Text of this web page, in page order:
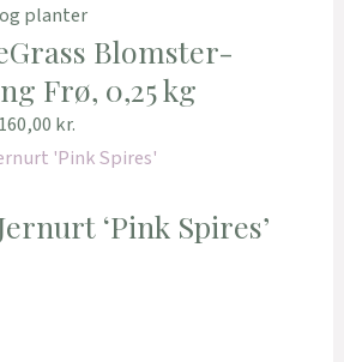
planter
Blomster-
Frø, 0,25 kg
160,00 kr.
‘Pink Spires’